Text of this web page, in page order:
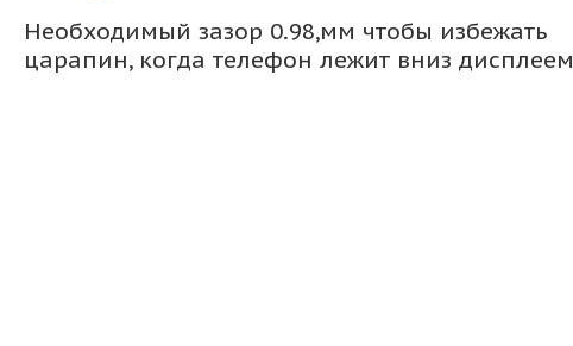
Необходимый зазор 0.98,мм чтобы избежать
царапин, когда телефон лежит вниз дисплеем